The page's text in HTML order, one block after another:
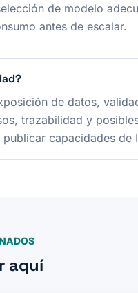
de modelo
antes de escalar.
de datos,
trazabilidad y
publicar capacidades de
aquí